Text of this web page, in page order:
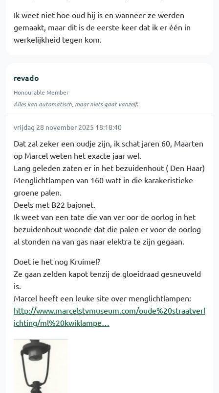
Ik weet niet hoe oud hij is en wanneer ze werden
gemaakt, maar dit is de eerste keer dat ik er één in
werkelijkheid tegen kom.
revado
Honourable Member
Alles kan automatisch, maar niets gaat vanzelf.
vrijdag 28 november 2025 18:18:40
Dat zal zeker een oudje zijn, ik schat jaren 60, Maarten
op Marcel weten het exacte jaar wel.
Lang geleden zaten er in het bezuidenhout ( Den Haar)
Menglichtlampen van 160 watt in die karakeristieke
groene palen.
Deels met B22 bajonet.
Ik weet van een tate die van ver oor de oorlog in het
bezuidenhout woonde dat die palen er voor de oorlog
al stonden na van gas naar elektra te zijn gegaan.
Doet ie het nog Kruimel?
Ze gaan zelden kapot tenzij de gloeidraad gesneuveld
is.
Marcel heeft een leuke site over menglichtlampen:
http://www.marcelstvmuseum.com/oude%20straatverl
ichting/ml%20kwiklampe…